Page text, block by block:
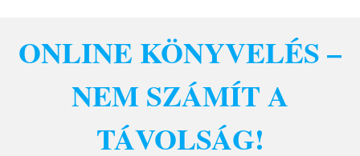
ONLINE KÖNYVELÉS –
NEM SZÁMÍT A
TÁVOLSÁG!